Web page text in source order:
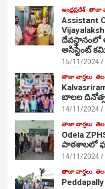
ఆంధ్రప్రదేశ్ తాజా
Assistant
దేవస్థానంలో
అసిస్టెంట్
15/11/2024
తాజా వార్తలు
బాలల
14/11/2024
తాజా వార్తలు
Odela
పాఠ‌శాల‌లో
14/11/2024
తాజా వార్తలు